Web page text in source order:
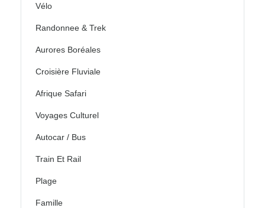
Vélo
Randonnee & Trek
Aurores Boréales
Croisière Fluviale
Afrique Safari
Voyages Culturel
Autocar / Bus
Train Et Rail
Plage
Famille